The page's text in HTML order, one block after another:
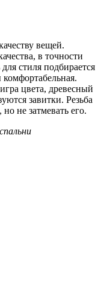
вещей.
в точности
стиля подбирается
комфортабельная.
цвета, древесный
завитки. Резьба
не затмевать его.